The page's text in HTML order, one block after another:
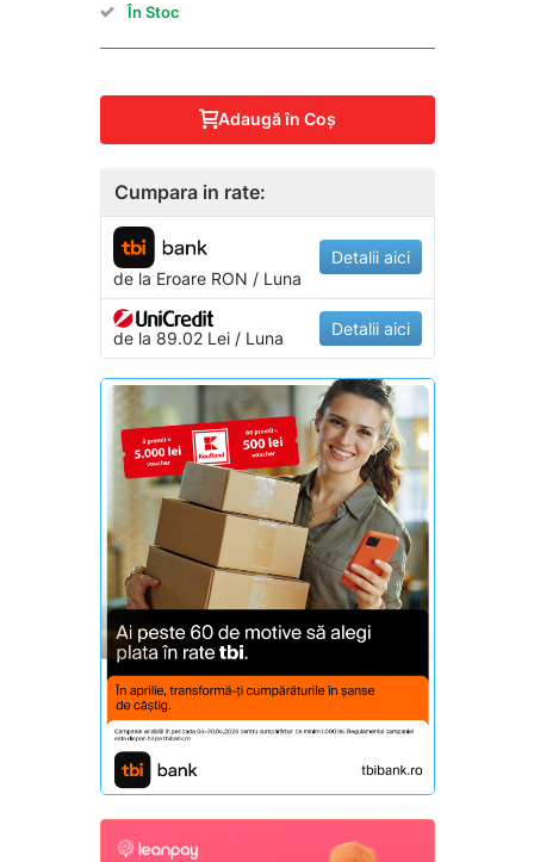
În Stoc
Adaugă în Coş
Cumpara in rate:
de la EroareRON / Luna
Detalii aici
de la 89.02 Lei / Luna Detalii aici